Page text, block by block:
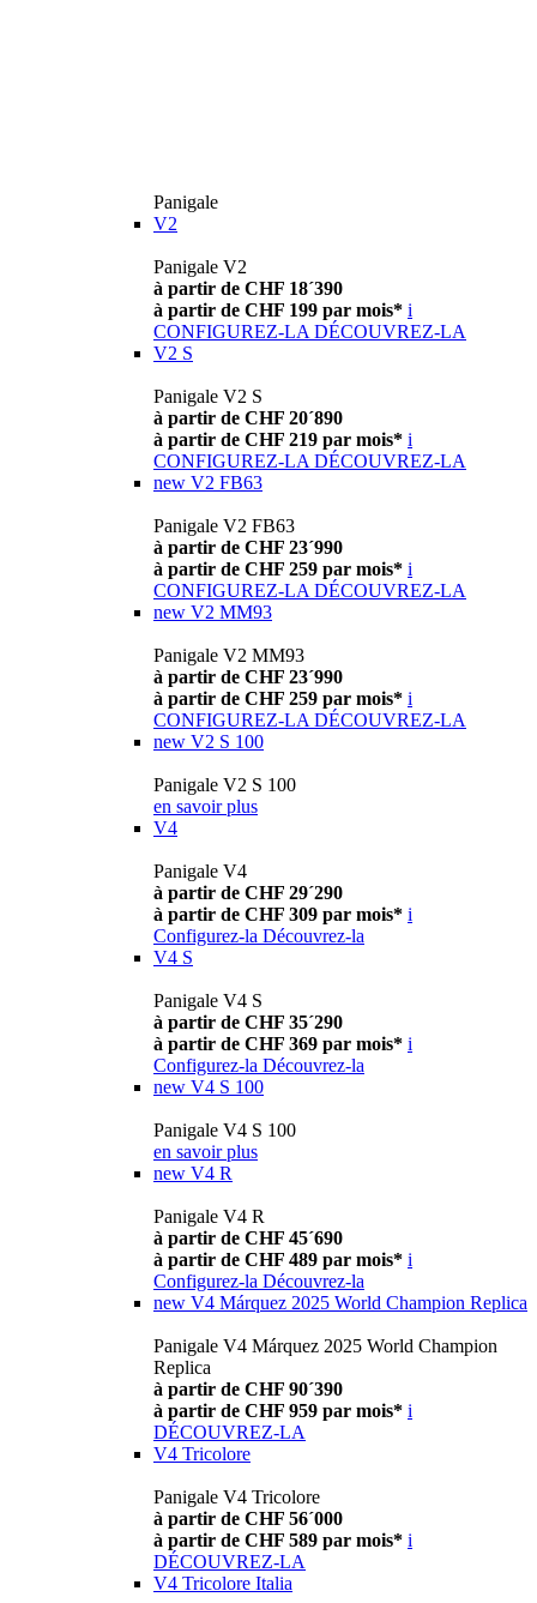
Panigale
V2
Panigale V2
à partir de CHF 18´390
à partir de CHF 199 par mois* i
CONFIGUREZ-LA DÉCOUVREZ-LA
V2 S
Panigale V2 S
à partir de CHF 20´890
à partir de CHF 219 par mois* i
CONFIGUREZ-LA DÉCOUVREZ-LA
new V2 FB63
Panigale V2 FB63
à partir de CHF 23´990
à partir de CHF 259 par mois* i
CONFIGUREZ-LA DÉCOUVREZ-LA
new V2 MM93
Panigale V2 MM93
à partir de CHF 23´990
à partir de CHF 259 par mois* i
CONFIGUREZ-LA DÉCOUVREZ-LA
new V2 S 100
Panigale V2 S 100
en savoir plus
V4
Panigale V4
à partir de CHF 29´290
à partir de CHF 309 par mois* i
Configurez-la Découvrez-la
V4 S
Panigale V4 S
à partir de CHF 35´290
à partir de CHF 369 par mois* i
Configurez-la Découvrez-la
new V4 S 100
Panigale V4 S 100
en savoir plus
new V4 R
Panigale V4 R
à partir de CHF 45´690
à partir de CHF 489 par mois* i
Configurez-la Découvrez-la
new V4 Márquez 2025 World Champion Replica
Panigale V4 Márquez 2025 World Champion
Replica
à partir de CHF 90´390
à partir de CHF 959 par mois* i
DÉCOUVREZ-LA
V4 Tricolore
Panigale V4 Tricolore
à partir de CHF 56´000
à partir de CHF 589 par mois* i
DÉCOUVREZ-LA
V4 Tricolore Italia